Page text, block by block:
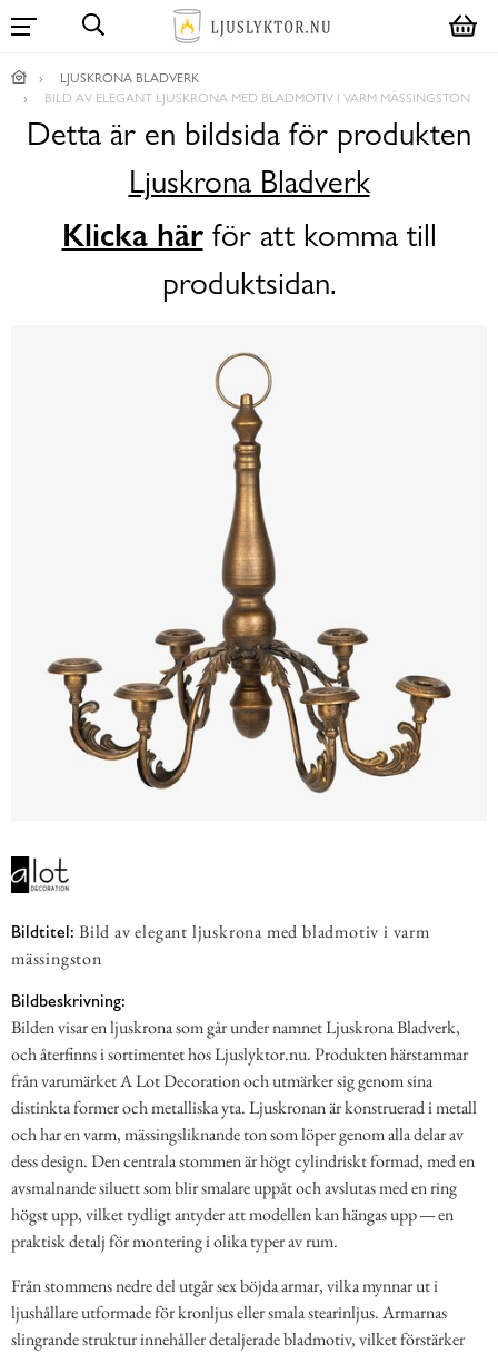
LJUSKRONA BLADVERK
BILD AV ELEGANT LJUSKRONA MED BLADMOTIV I VARM MÄSSINGSTON
Detta är en bildsida för produkten
Ljuskrona Bladverk
Klicka härför att komma till
produktsidan.
Bildtitel: Bild av elegant ljuskrona med bladmotiv i varm
mässingston
Bildbeskrivning:
Bilden visar en ljuskrona som går under namnet Ljuskrona Bladverk,
och återfinns i sortimentet hos Ljuslyktor.nu. Produkten härstammar
från varumärket A Lot Decoration och utmärker sig genom sina
distinkta former och metalliska yta. Ljuskronan är konstruerad i metall
och har en varm, mässingsliknande ton som löper genom alla delar av
dess design. Den centrala stommen är högt cylindriskt formad, med en
avsmalnande siluett som blir smalare uppåt och avslutas med en ring
högst upp, vilket tydligt antyder att modellen kan hängas upp — en
praktisk detalj för montering i olika typer av rum.
Från stommens nedre del utgår sex böjda armar, vilka mynnar ut i
ljushållare utformade för kronljus eller smala stearinljus. Armarnas
slingrande struktur innehåller detaljerade bladmotiv, vilket förstärker